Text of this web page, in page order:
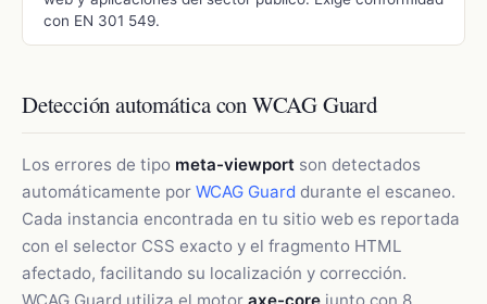
con EN 301 549.
Detección automática con WCAG Guard
Los errores de tipo meta-viewport son detectados
automáticamente por WCAG Guard durante el escaneo.
Cada instancia encontrada en tu sitio web es reportada
con el selector CSS exacto y el fragmento HTML
afectado, facilitando su localización y corrección.
WCAG Guard utiliza el motor axe-core junto con 8